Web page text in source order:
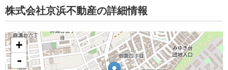
株式会社京浜不動産の詳細情報
+
-